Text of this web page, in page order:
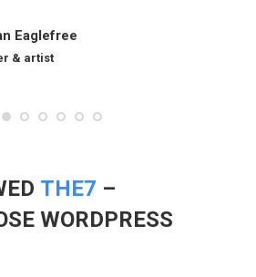
Eaglefree
& artist
THE7 –
WORDPRESS